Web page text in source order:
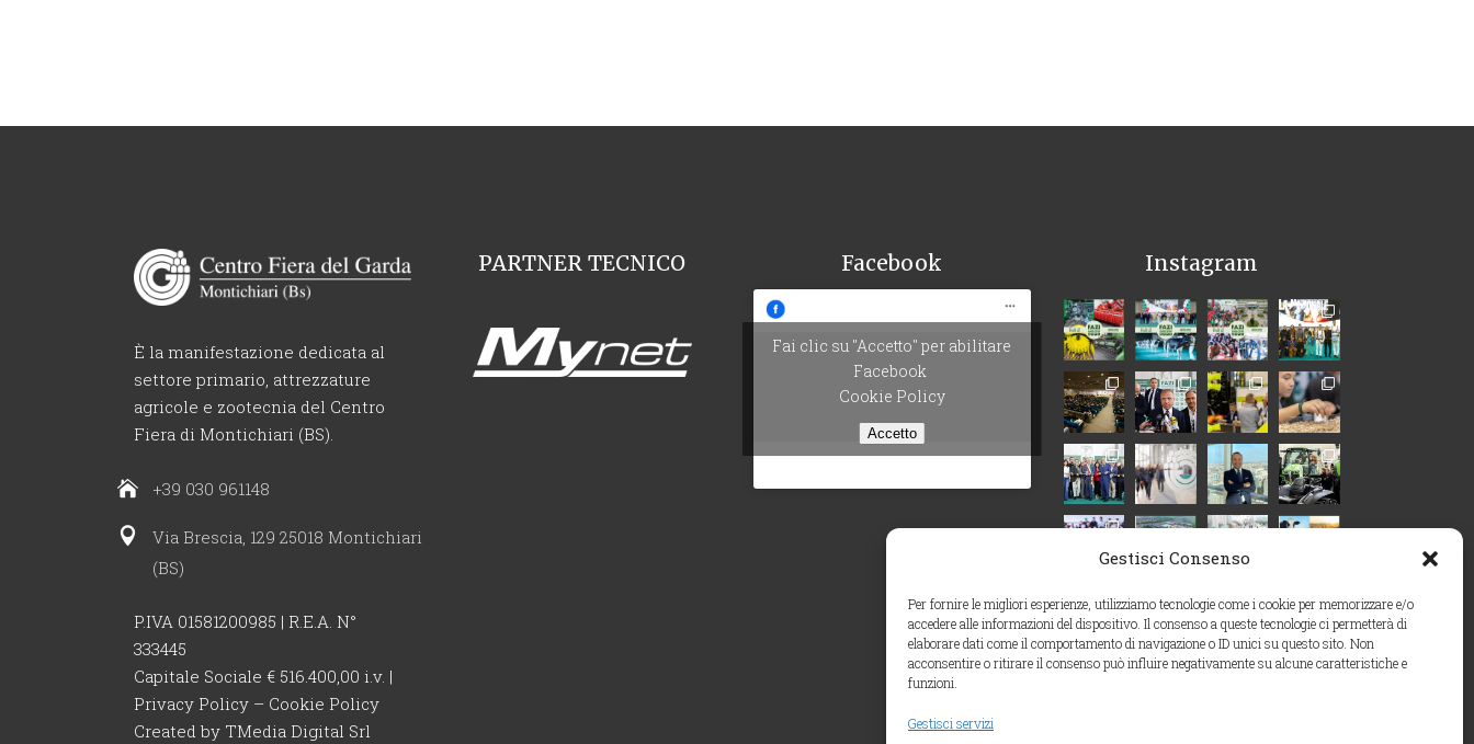
Gestisci Consenso
Per fornire le migliori esperienze, utilizziamo tecnologie come i cookie per memorizzare e/o
accedere alle informazioni del dispositivo. Il consenso a queste tecnologie ci permetterà di
elaborare dati come il comportamento di navigazione o ID unici su questo sito. Non
acconsentire o ritirare il consenso può influire negativamente su alcune caratteristiche e
funzioni.
Gestisci servizi
È la manifestazione dedicata al
settore primario, attrezzature
agricole e zootecnia del Centro
Fiera di Montichiari (BS).
+39 030 961148
Via Brescia, 129 25018 Montichiari
(BS)
P.IVA 01581200985 | R.E.A. N°
333445
Capitale Sociale € 516.400,00 i.v. |
Privacy Policy – Cookie Policy
Created by TMedia Digital Srl
PARTNER TECNICO Facebook
Fai clic su "Accetto" per abilitare
Facebook
Cookie Policy
Accetto
Instagram